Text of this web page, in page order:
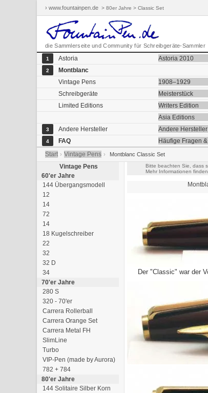
› www.fountainpen.de > 80er Jahre > Classic Set
die Sammlerseite und Community für Schreibgeräte-Sammler
1 Astoria Astoria 2010
2
Montblanc
Vintage Pens
1908–1929
Schreibgeräte
Meisterstück
Limited Editions
Writers Edition
Asia Editions
3 Andere Hersteller Andere Hersteller
4 FAQ
Häufige Fragen
Start › Vintage Pens › Montblanc Classic Set
Vintage Pens
60'er Jahre
144 Übergangsmodell
12
14
72
14
18 Kugelschreiber
22
32
32 D
34
70'er Jahre
280 S
320 - 70'er
Carrera Rollerball
Carrera Orange Set
Carrera Metal FH
SlimLine
Turbo
VIP-Pen (made by Aurora)
782 + 784
80'er Jahre
144 Solitaire Silber Korn
Bitte beachten Sie, dass
Mehr Informationen
Der "Classic" war der